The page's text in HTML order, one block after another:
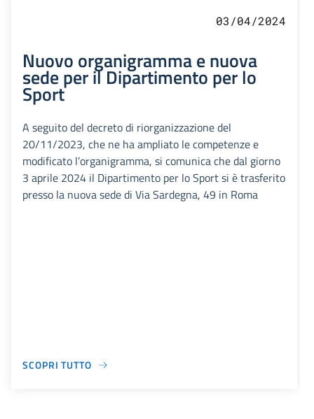
03/04/2024
Nuovo organigramma e nuova
sede per il Dipartimento per lo
Sport
A seguito del decreto di riorganizzazione del
20/11/2023, che ne ha ampliato le competenze e
modificato l’organigramma, si comunica che dal giorno
3 aprile 2024 il Dipartimento per lo Sport si è trasferito
presso la nuova sede di Via Sardegna, 49 in Roma
SCOPRI TUTTO